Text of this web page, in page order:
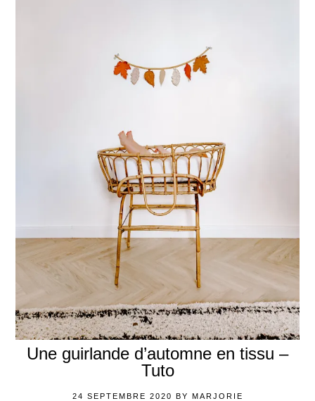
Une guirlande d’automne en tissu –
Tuto
24 SEPTEMBRE 2020 BY MARJORIE